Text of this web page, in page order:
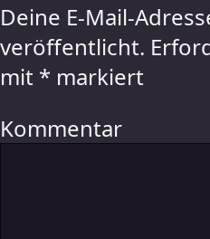
Deine E-Mail-
veröffentlicht.
mit * markiert
Kommentar